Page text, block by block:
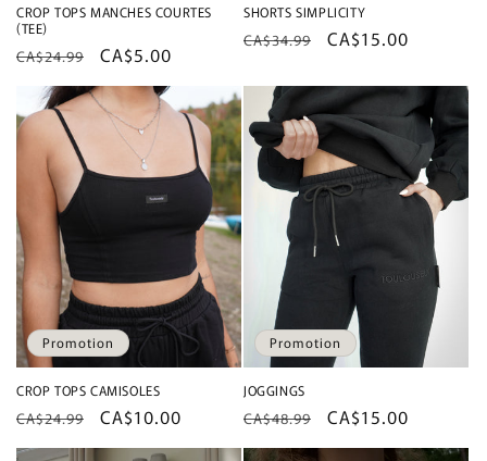
CROP TOPS MANCHES COURTES
(TEE)
Prix
habituel
CA$24.99
Prix
promotionnel
CA$5.00
SHORTS SIMPLICITY
Prix
CA$34.99
Prix
CA$15.00
Promotion
CROP TOPS CAMISOLES
Prix
habituel
CA$24.99
Prix
promotionnel
CA$10.00
Promotion
JOGGINGS
Prix
habituel
CA$48.99
Prix
promotionnel
CA$15.00